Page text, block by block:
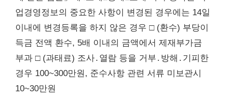
업경영정보의 중요한 사항이 변경된 경우에는 14일
이내에 변경등록을 하지 않은 경우 □ (환수) 부당이
득금 전액 환수, 5배 이내의 금액에서 제재부가금
부과 □ (과태료) 조사․열람 등을 거부․방해․기피한
경우 100~300만원, 준수사항 관련 서류 미보관시
10~30만원